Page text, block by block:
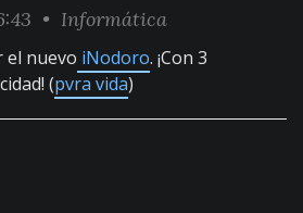
• Informática
el nuevo iNodoro. ¡Con 3
(pvra vida)